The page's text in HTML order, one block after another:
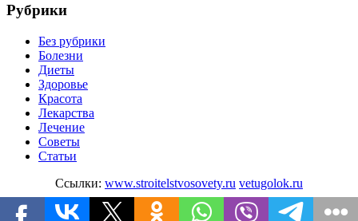
Рубрики
Без рубрики
Болезни
Диеты
Здоровье
Красота
Лекарства
Лечение
Советы
Статьи
Ссылки: www.stroitelstvosovety.ru vetugolok.ru